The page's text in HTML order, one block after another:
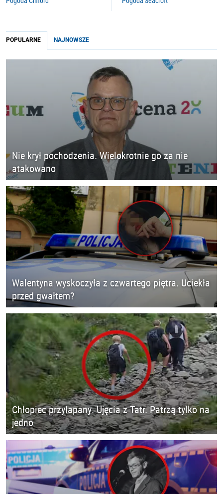
POPULARNE NAJNOWSZE
Nie krył pochodzenia. Wielokrotnie go za nie
atakowano
Walentyna wyskoczyła z czwartego piętra. Uciekła
przed gwałtem?
Chłopiec przyłapany. Ujęcia z Tatr. Patrzą tylko na
jedno